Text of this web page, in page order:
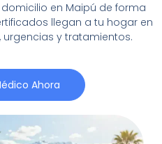
en Maipú de forma
llegan a tu hogar en
y tratamientos.
Ahora